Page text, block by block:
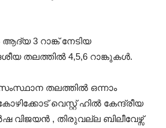
3 റാങ്ക് നേടിയ
തലത്തിൽ 4,5,6 റാങ്കുകൾ.
തലത്തിൽ ഒന്നാം
വെസ്റ്റ് ഹിൽ കേന്ദ്രീയ
വിജയൻ , തിരുവല്ല ബിലീവേഴ്സ്